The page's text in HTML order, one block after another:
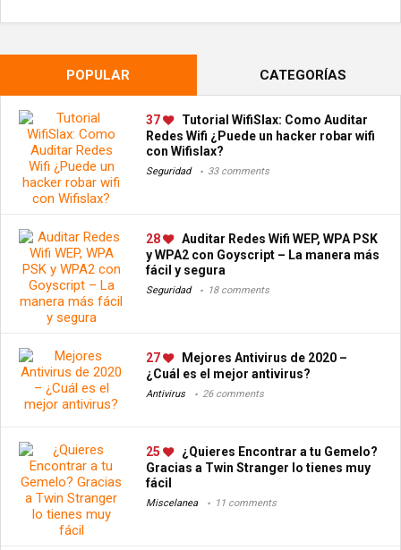
POPULAR CATEGORÍAS
37
Tutorial WifiSlax: Como Auditar
Redes Wifi ¿Puede un hacker robar wifi
con Wifislax?
Seguridad 33 comments
28
Auditar Redes Wifi WEP, WPA PSK
y WPA2 con Goyscript – La manera más
fácil y segura
Seguridad 18 comments
27
Mejores Antivirus de 2020 –
¿Cuál es el mejor antivirus?
Antivirus 26 comments
25
¿Quieres Encontrar a tu Gemelo?
Gracias a Twin Stranger lo tienes muy
fácil
Miscelanea 11 comments